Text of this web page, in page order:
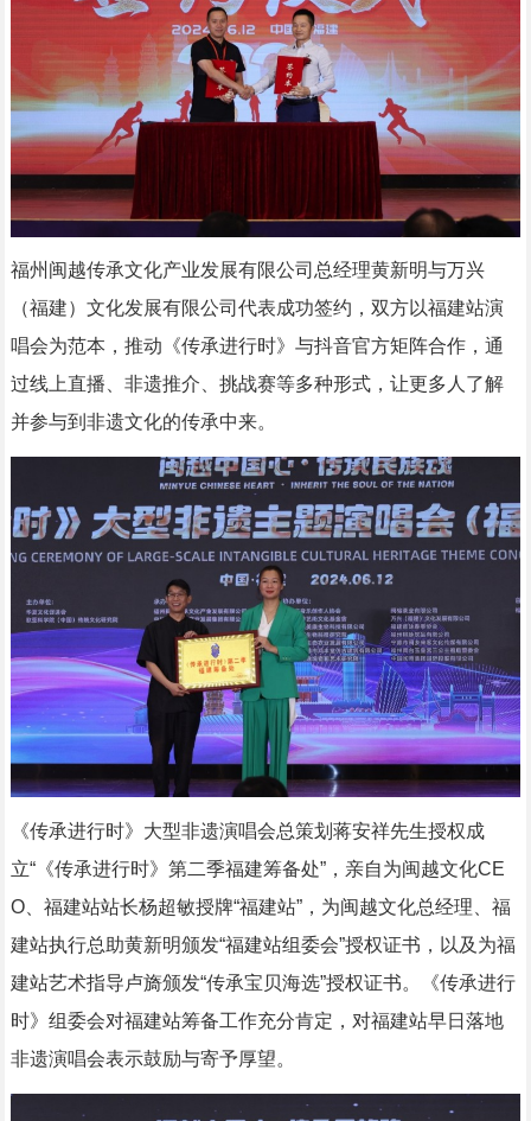
福州闽越传承文化产业发展有限公司总经理黄新明与万兴
（福建）文化发展有限公司代表成功签约，双方以福建站演
唱会为范本，推动《传承进行时》与抖音官方矩阵合作，通
过线上直播、非遗推介、挑战赛等多种形式，让更多人了解
并参与到非遗文化的传承中来。
《传承进行时》大型非遗演唱会总策划蒋安祥先生授权成
立“《传承进行时》第二季福建筹备处”，亲自为闽越文化CE
O、福建站站长杨超敏授牌“福建站”，为闽越文化总经理、福
建站执行总助黄新明颁发“福建站组委会”授权证书，以及为福
建站艺术指导卢旖颁发“传承宝贝海选”授权证书。《传承进行
时》组委会对福建站筹备工作充分肯定，对福建站早日落地
非遗演唱会表示鼓励与寄予厚望。